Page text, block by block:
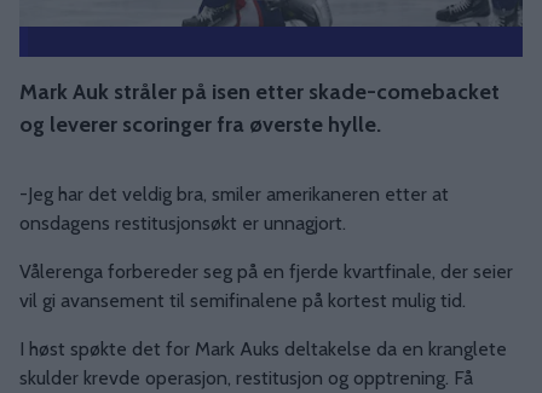
Mark Auk stråler på isen etter skade-comebacket
og leverer scoringer fra øverste hylle.
-Jeg har det veldig bra, smiler amerikaneren etter at
onsdagens restitusjonsøkt er unnagjort.
Vålerenga forbereder seg på en fjerde kvartfinale, der seier
vil gi avansement til semifinalene på kortest mulig tid.
I høst spøkte det for Mark Auks deltakelse da en kranglete
skulder krevde operasjon, restitusjon og opptrening. Få